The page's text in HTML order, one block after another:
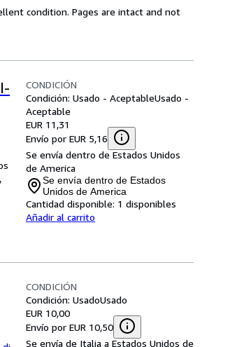
condition. Pages are intact and not
CONDICIÓN
Condición: Usado - AceptableUsado -
Aceptable
EUR 11,31
Envío por EUR 5,16
Se envía dentro de Estados Unidos
de America
Se envía dentro de Estados
Unidos de America
Cantidad disponible: 1 disponibles
Añadir al carrito
CONDICIÓN
Condición: UsadoUsado
EUR 10,00
Envío por EUR 10,50
Se envía de Italia a Estados Unidos de